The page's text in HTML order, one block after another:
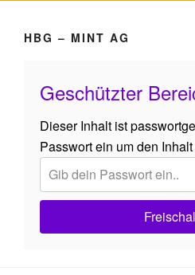
HBG – MINT AG
Geschützter
Dieser Inhalt ist
Passwort ein um den